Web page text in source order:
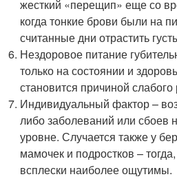
жесткий «перещип» еще со
когда тонкие брови были на
считанные дни отрастить
Нездоровое питание
только на состоянии и
становится причиной
Индивидуальный фактор –
либо заболеваний или сбоев
уровне. Случается также у
мамочек и подростков –
всплески наиболее ощутимы.